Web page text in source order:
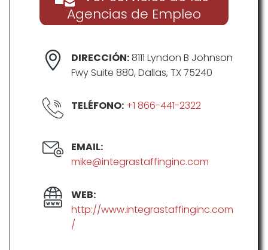
Agencias de Empleo
DIRECCIÓN:8111 Lyndon B Johnson
Fwy Suite 880, Dallas, TX 75240
TELÉFONO: +1 866-441-2322
EMAIL:
mike@integrastaffinginc.com
WEB:
http://www.integrastaffinginc.com
/